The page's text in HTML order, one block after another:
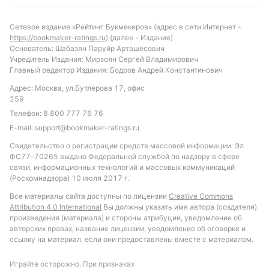
количеством голов, учитывая тенденции к низкой
результативности по индивидуальным тоталам.
Интересной ставкой может стать «тотал желтых
карточек меньше 5.5» или «индивидуальный тотал
Луисвилл Сити больше 10.5 ударов», что отражает
их доминирование по ударам в предыдущих
встречах. Матч обещает быть тактически
выверенным и сосредоточенным на контроле игры.
Обновлено:
Питер Бьёрн
Сетевое издание «Рейтинг Букмекеров» (адрес в сети Интернет -
https://bookmaker-ratings.ru) (далее - Издание)
Основатель: Шабазян Паруйр Арташесович
Учредитель Издания: Мирзоян Сергей Владимирович
Главный редактор Издания: Бодров Андрей Константинович
Адрес: Москва, ул.Бутлерова 17, офис
259
Телефон: 8 800 777 76 76
E-mail: support@bookmaker-ratings.ru
Свидетельство о регистрации средств массовой информации: Эл
ФС77-70265 выдано Федеральной службой по надзору в сфере
связи, информационных технологий и массовых коммуникаций
(Роскомнадзора) 10 июля 2017 г.
Все материалы сайта доступны по лицензии Creative Commons
Attribution 4.0 International Вы должны указать имя автора (создателя)
произведения (материала) и стороны атрибуции, уведомление об
авторских правах, название лицензии, уведомление об оговорке и
ссылку на материал, если они предоставлены вместе с материалом.
Играйте осторожно. При признаках